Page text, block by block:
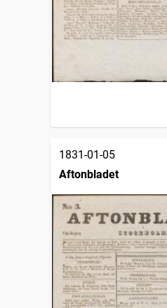
1831-01-05
Aftonbladet